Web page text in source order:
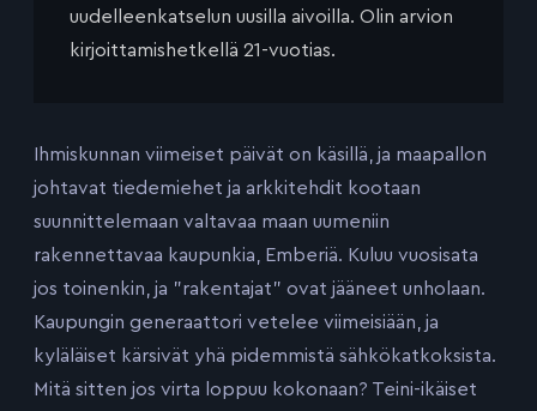
uudelleenkatselun uusilla aivoilla. Olin arvion
kirjoittamishetkellä 21-vuotias.
Ihmiskunnan viimeiset päivät on käsillä, ja maapallon
johtavat tiedemiehet ja arkkitehdit kootaan
suunnittelemaan valtavaa maan uumeniin
rakennettavaa kaupunkia, Emberiä. Kuluu vuosisata
jos toinenkin, ja ”rakentajat” ovat jääneet unholaan.
Kaupungin generaattori vetelee viimeisiään, ja
kyläläiset kärsivät yhä pidemmistä sähkökatkoksista.
Mitä sitten jos virta loppuu kokonaan? Teini-ikäiset